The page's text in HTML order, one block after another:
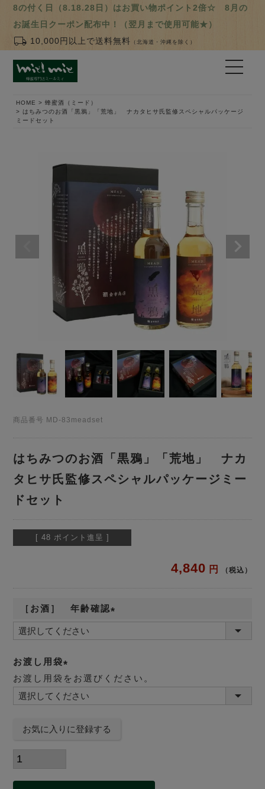
8の付く日（8.18.28日）はお買い物ポイント2倍☆ 8月の
お誕生日クーポン配布中！（翌月まで使用可能★）
local_shipping 10,000円以上で送料無料 （北海道・沖縄を除く）
HOME
蜂蜜酒（ミード）
はちみつのお酒「黒鴉」「荒地」 ナカタヒサ氏監修スペシャルパッケージ
ミードセット
商品番号 MD-83meadset
はちみつのお酒「黒鴉」「荒地」 ナカ
タヒサ氏監修スペシャルパッケージミー
ドセット
[ 48 ポイント進呈 ]
4,840 税込
［お酒］ 年齢確認
)
お渡し用袋
(
必
)
お渡し用袋をお選びください。
お気に入りに登録する